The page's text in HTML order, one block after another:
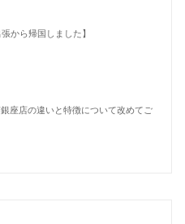
張から帰国しました】
銀座店の違いと特徴について改めてご